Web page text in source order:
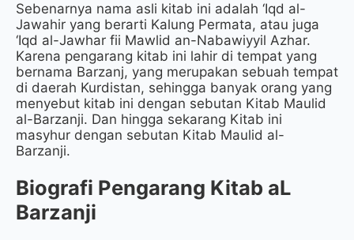
Sebenarnya nama asli kitab ini adalah ‘Iqd al-
Jawahir yang berarti Kalung Permata, atau juga
‘Iqd al-Jawhar fii Mawlid an-Nabawiyyil Azhar.
Karena pengarang kitab ini lahir di tempat yang
bernama Barzanj, yang merupakan sebuah tempat
di daerah Kurdistan, sehingga banyak orang yang
menyebut kitab ini dengan sebutan Kitab Maulid
al-Barzanji. Dan hingga sekarang Kitab ini
masyhur dengan sebutan Kitab Maulid al-
Barzanji.
Biografi Pengarang Kitab aL
Barzanji